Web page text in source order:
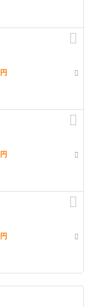
円
円
円